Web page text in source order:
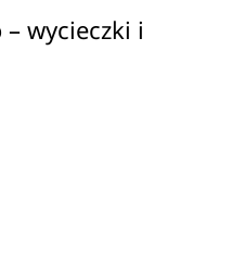
wycieczki i